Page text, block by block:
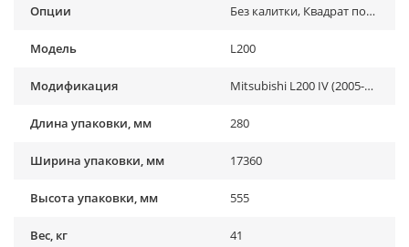
Опции Без калитки, Квадрат под фаркоп
Модель L200
Модификация Mitsubishi L200 IV (2005-2015)
Длина упаковки, мм 280
Ширина упаковки, мм 17360
Высота упаковки, мм 555
Вес, кг 41